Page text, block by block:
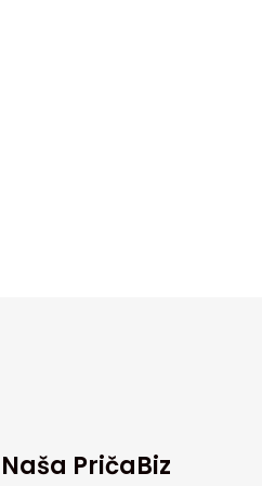
Naša PričaBiz